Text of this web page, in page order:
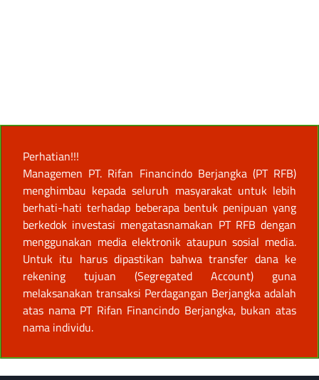
Perhatian!!!
Managemen PT. Rifan Financindo Berjangka (PT RFB)
menghimbau kepada seluruh masyarakat untuk lebih
berhati-hati terhadap beberapa bentuk penipuan yang
berkedok investasi mengatasnamakan PT RFB dengan
menggunakan media elektronik ataupun sosial media.
Untuk itu harus dipastikan bahwa transfer dana ke
rekening tujuan (Segregated Account) guna
melaksanakan transaksi Perdagangan Berjangka adalah
atas nama PT Rifan Financindo Berjangka, bukan atas
nama individu.